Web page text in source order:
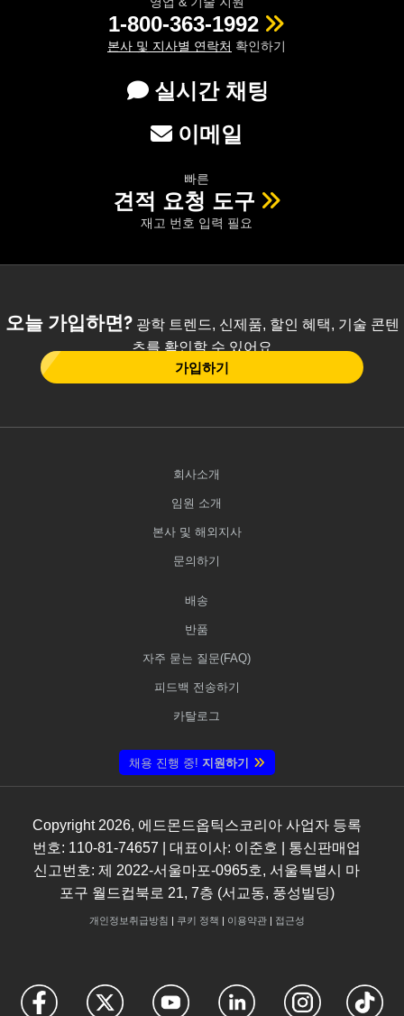
1-800-363-1992
본사 및 지사별 연락처 확인하기
실시간 채팅
이메일
빠른
견적 요청 도구
재고 번호 입력 필요
오늘 가입하면?광학 트렌드, 신제품, 할인 혜택, 기술 콘텐
츠를 확인할 수 있어요
가입하기
회사소개
임원 소개
본사 및 해외지사
문의하기
배송
반품
자주 묻는 질문(FAQ)
피드백 전송하기
카탈로그
채용 진행 중! 지원하기
Copyright 2026, 에드몬드옵틱스코리아 사업자 등록
번호: 110-81-74657 | 대표이사: 이준호 | 통신판매업
신고번호: 제 2022-서울마포-0965호, 서울특별시 마
포구 월드컵북로 21, 7층 (서교동, 풍성빌딩)
개인정보취급방침 | 쿠키 정책 | 이용약관| 접근성